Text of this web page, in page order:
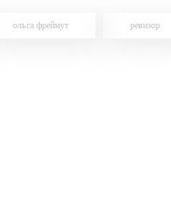
ольга фреймут ревизор